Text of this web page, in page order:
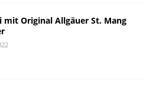
mit Original Allgäuer St. Mang